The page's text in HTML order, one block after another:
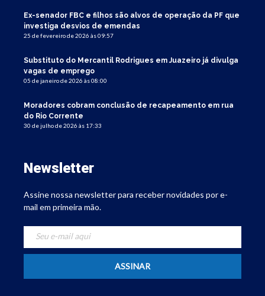
Ex-senador FBC e filhos são alvos de operação da PF que
investiga desvios de emendas
25 de fevereiro de 2026 às 09:57
Substituto do Mercantil Rodrigues em Juazeiro já divulga
vagas de emprego
05 de janeiro de 2026 às 08:00
Moradores cobram conclusão de recapeamento em rua
do Rio Corrente
30 de julho de 2026 às 17:33
Newsletter
Assine nossa newsletter para receber novidades por e-
mail em primeira mão.